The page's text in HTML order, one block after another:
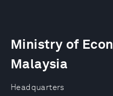
Headquarters
Ministry of
Malaysia